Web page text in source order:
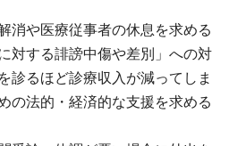
消や医療従事者の休息を求める
対する誹謗中傷や差別」への対
診るほど診療収入が減ってしま
の法的・経済的な支援を求める